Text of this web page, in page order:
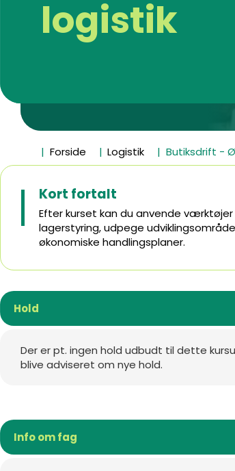
logistik
Forside Logistik Butiksdrift -
Kort fortalt
Efter kurset kan du anvende
lagerstyring, udpege
økonomiske handlingsplaner.
Hold
Der er pt. ingen hold udbudt til dette
blive adviseret om nye hold.
Info om fag